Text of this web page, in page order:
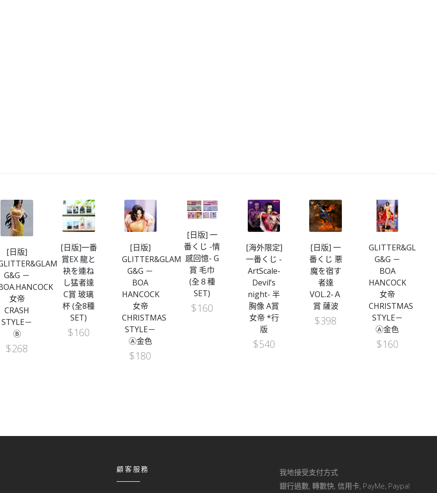
[日版]
G&G －
女帝
CRASH
STYLE－
Ⓑ
$268
[日版]一番
賞EX 龍と
袂を連ね
し猛者達
C賞 玻璃
杯 (全8種
SET)
$160
[日版]
GLITTER&GLAMOURS
G&G －
BOA
HANCOCK
女帝
CHRISTMAS
STYLE－
Ⓐ金色
$180
[日版] 一
番くじ -情
感回憶- G
賞 毛巾
(全８種
SET)
$160
[海外限定]
一番くじ -
ArtScale-
Devil’s
night- 半
胸像 A賞
女帝 *行
版
$540
[日版] 一
番くじ 悪
魔を宿す
者達
VOL.2-Ａ
賞 薩波
$398
G&G －
BOA
HANCOCK
女帝
CHRISTMAS
STYLE－
Ⓐ金色
$160
顧客服務
我地接受支付方式
銀行過數, 轉數快, 信用卡, PayMe, Paypal